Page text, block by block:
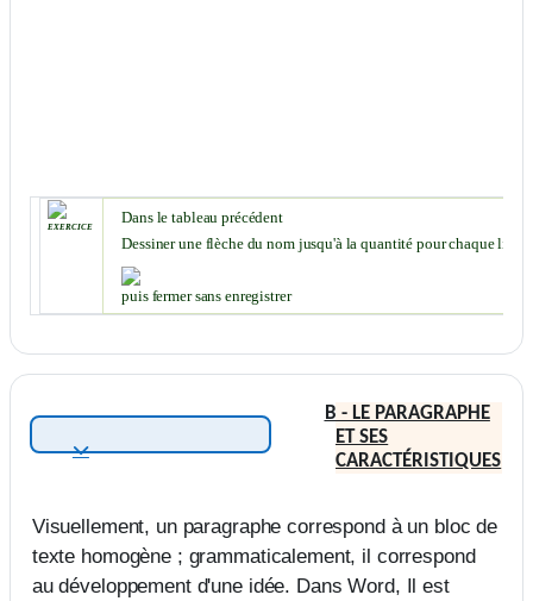
exercice
Dans le tableau précédent
Dessiner une flèche du nom jusqu'à la quantité pour chaque ligne
puis fermer sans enregistrer
Replier
B - LE PARAGRAPHE
ET SES
CARACTÉRISTIQUES
Visuellement, un paragraphe correspond à un bloc de
texte homogène ; grammaticalement, il correspond
au développement d'une idée. Dans Word, Il est